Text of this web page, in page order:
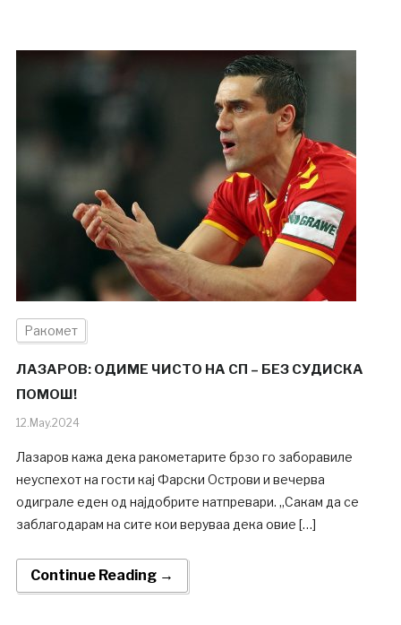
Ракомет
ЛАЗАРОВ: ОДИМЕ ЧИСТО НА СП – БЕЗ СУДИСКА
ПОМОШ!
12.May.2024
Лазаров кажа дека ракометарите брзо го заборавиле
неуспехот на гости кај Фарски Острови и вечерва
одиграле еден од најдобрите натпревари. „Сакам да се
заблагодарам на сите кои веруваа дека овие […]
Continue Reading →